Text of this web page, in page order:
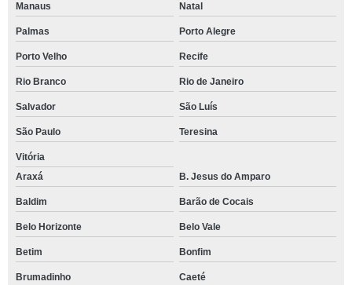
Manaus Natal
Palmas Porto Alegre
Porto Velho Recife
Rio Branco Rio de Janeiro
Salvador São Luís
São Paulo Teresina
Vitória
Araxá
B. Jesus do Amparo
Baldim Barão de Cocais
Belo Horizonte Belo Vale
Betim Bonfim
Brumadinho Caeté